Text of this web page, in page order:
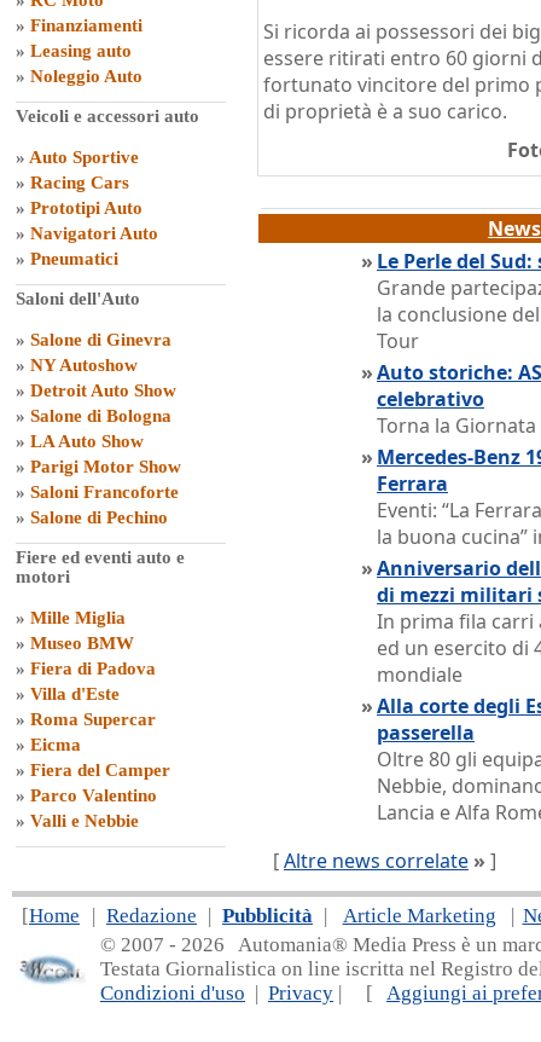
» Finanziamenti
» Leasing auto
» Noleggio Auto
Veicoli e accessori auto
» Auto Sportive
» Racing Cars
» Prototipi Auto
» Navigatori Auto
» Pneumatici
Saloni dell'Auto
» Salone di Ginevra
» NY Autoshow
» Detroit Auto Show
» Salone di Bologna
» LA Auto Show
» Parigi Motor Show
» Saloni Francoforte
» Salone di Pechino
Fiere ed eventi auto e
motori
» Mille Miglia
» Museo BMW
» Fiera di Padova
» Villa d'Este
» Roma Supercar
» Eicma
» Fiera del Camper
» Parco Valentino
» Valli e Nebbie
Si ricorda ai possessori dei
essere ritirati entro 60 giorni
fortunato vincitore del primo
di proprietà è a suo carico.
» Le Perle del
Grande
la conclusione
Tour
»Auto storiche:
celebrativo
Torna la Giornata
» Mercedes-Benz
Ferrara
Eventi: “La
la buona cucina”
»Anniversario
di mezzi militari
In prima fila carri
ed un esercito di
mondiale
»Alla corte degli
passerella
Oltre 80 gli
Nebbie,
Lancia e Alfa
[Altre news correlate » ]
[Home | Redazione | Pubblicità | Article Marketing |
© 2007 - 2026 Automania® Media Press è un
Testata Giornalistica on line iscritta nel Registro
Condizioni d'uso | Privacy | [ Aggiungi ai